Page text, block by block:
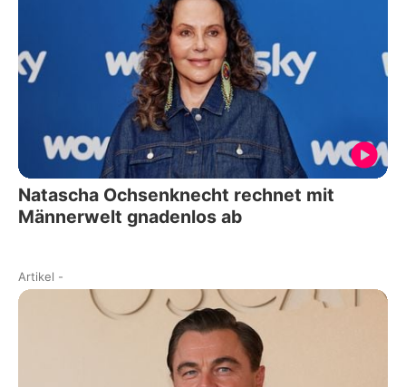
Natascha Ochsenknecht rechnet mit
Männerwelt gnadenlos ab
Artikel -